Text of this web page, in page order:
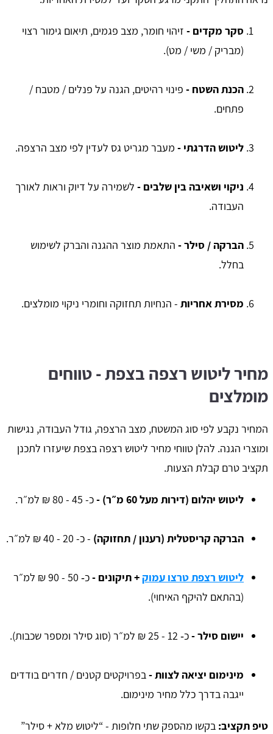
סקר מקדים - זיהוי חומר, מצב פגמים, תיאום גימור רצוי
(מבריק / משי / מט).
הכנת השטח - פינוי רהיטים, הגנה על פנלים / מטבח /
פתחים.
ליטוש הדרגתי - מעבר מגריט גס לעדין לפי מצב הרצפה.
ניקוי ושאיבה בין שלבים - לשמירה על דיוק וראות לאורך
העבודה.
הברקה / סילר - התאמת מוצר ההגנה והברק לשימוש
בחלל.
מסירת אחריות - הנחיות תחזוקה וחומרי ניקוי מומלצים.
מחיר ליטוש רצפה בצפת - טווחים
מומלצים
המחיר נקבע לפי סוג המשטח, מצב הרצפה, גודל העבודה, נגישות
ומוצרי הגנה. להלן טווחי מחיר ליטוש רצפה בצפת שיעזרו לתכנן
תקציב טרם קבלת הצעות.
ליטוש יהלום (דירות מעל 60 מ״ר) - כ- 45 - 80 ₪ למ״ר.
הברקה קריסטלית (רענון / תחזוקה) - כ- 20 - 40 ₪ למ״ר.
ליטוש רצפת טרצו עמוק+ תיקונים -
כ‑ 50 - 90 ₪ למ״ר
(בהתאם להיקף האיחוי).
יישום סילר -כ‑ 12 - 25 ₪ למ״ר (סוג סילר ומספר שכבות).
מינימום יציאה לצוות -בפרויקטים קטנים / חדרים בודדים
ייגבה בדרך כלל מחיר מינימום.
טיפ תקציב: בקשו מהספק שתי חלופות - “ליטוש מלא + סילר”